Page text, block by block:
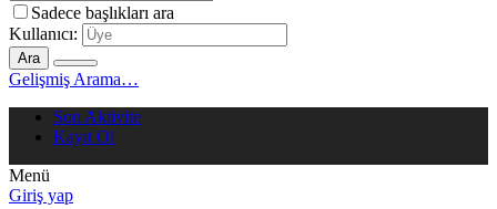
Sadece başlıkları ara
Kullanıcı:
Ara
Gelişmiş Arama…
Son Aktivite
Kayıt Ol
Menü
Giriş yap